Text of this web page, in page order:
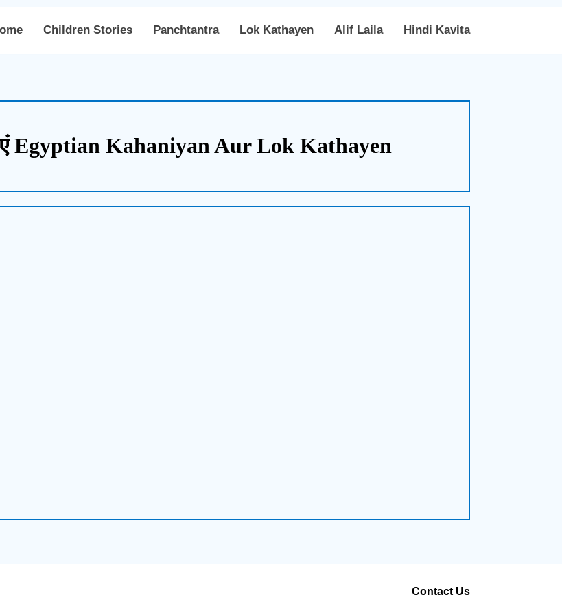
Children Stories Panchtantra Lok Kathayen Alif Laila Hindi Kavita
Egyptian Kahaniyan Aur Lok Kathayen
Contact Us